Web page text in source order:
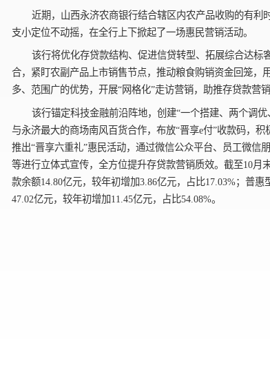
近期，山西永济农商银行结合辖区内农产品收购的有利
支小定位不动摇，在全行上下掀起了一场惠民营销活动。
该行将优化存贷款结构、促进信贷转型、拓展综合达标
合，紧盯农副产品上市销售节点，推动粮食购销资金回笼，
多、范围广的优势，开展“网格化”走访营销，助推存贷款营销
该行锚定科技金融前沿阵地，创建“一个搭建、两个调优
与永济最大的商场南风百货合作，布放“晋享e付”收款码，积
推出“晋享六重礼”惠民活动，通过微信公众平台、员工微信
等进行立体式宣传，全方位提升存贷款营销质效。截至10月
款余额14.80亿元，较年初增加3.86亿元，占比17.03%；普惠
47.02亿元，较年初增加11.45亿元，占比54.08%。